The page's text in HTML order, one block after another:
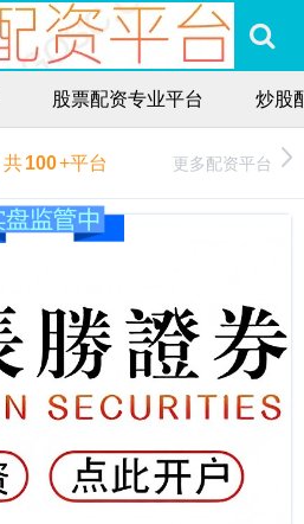
股票配资专业平台 炒股
共100+平台 更多配资平台